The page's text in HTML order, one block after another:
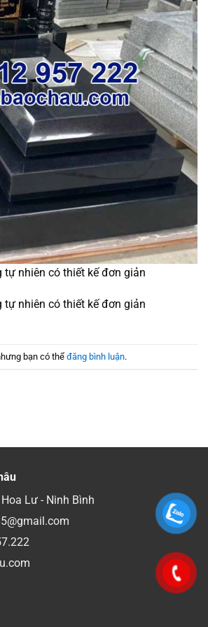
tự nhiên có thiết kế đơn giản
tự nhiên có thiết kế đơn giản
bạn có thể đăng bình luận.
Lư - Ninh Bình